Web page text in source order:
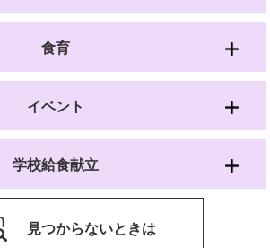
食育
イベント
学校給食献立
見つからないときは